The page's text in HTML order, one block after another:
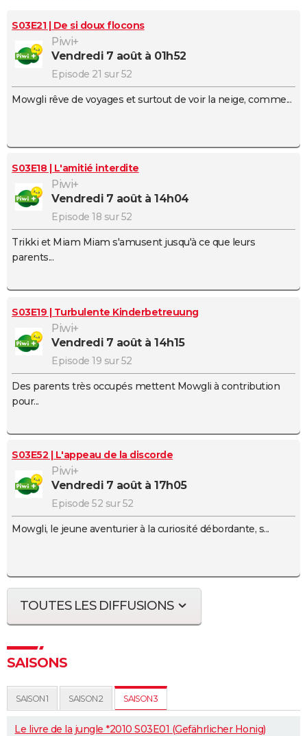
GUIDES D'ACHAT
BONS PLANS
CARTE DE VOEUX
COPAINS D'AVANT
S'inscrire
Se connecter
Lycées
Collèges
Primaires
Universités
Entreprises
Service militaire
Avis de recherche
AVIS DE DÉCÈS
FORUM
Bricolage
Lifestyle
Culture
Sport
Auto
Television
Voyage
Cinema
S03E21 | De si doux flocons
Piwi+
vendredi 7 août à 01h52
Episode 21 sur 52
Mowgli rêve de voyages et surtout de voir la neige, comme...
S03E18 | L'amitié interdite
Piwi+
vendredi 7 août à 14h04
Episode 18 sur 52
Trikki et Miam Miam s'amusent jusqu'à ce que leurs
parents...
S03E19 | Turbulente Kinderbetreuung
Piwi+
vendredi 7 août à 14h15
Episode 19 sur 52
Des parents très occupés mettent Mowgli à contribution
pour...
S03E52 | L'appeau de la discorde
Piwi+
vendredi 7 août à 17h05
Episode 52 sur 52
Mowgli, le jeune aventurier à la curiosité débordante, s...
TOUTES LES DIFFUSIONS
SAISONS
SAISON 1 SAISON 2 SAISON 3
Le livre de la jungle *2010 S03E01 (Gefährlicher Honig)